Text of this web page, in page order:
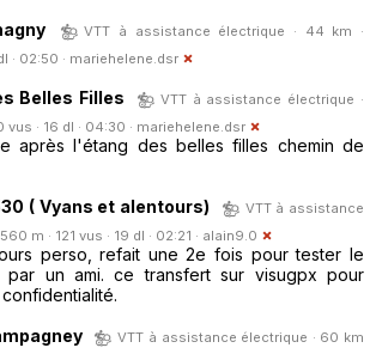
VTT à assistance électrique · 44 km ·
· 02:50 · mariehelene.dsr
Belles Filles
VTT à assistance électrique ·
· 16 dl · 04:30 · mariehelene.dsr
après l'étang des belles filles chemin de
( Vyans et alentours)
VTT à assistance
m · 121 vus · 19 dl · 02:21 · alain9.0
perso, refait une 2e fois pour tester le
par un ami. ce transfert sur visugpx pour
VTT à assistance électrique · 60 km